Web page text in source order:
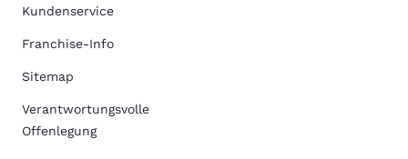
Kundenservice
Franchise-Info
Sitemap
Verantwortungsvolle
Offenlegung